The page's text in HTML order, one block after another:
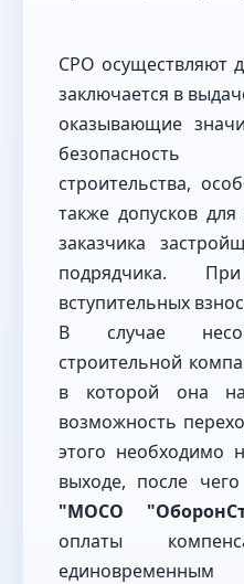
СРО осуществляют
заключается в
оказывающие
строительства,
также допусков
заказчика
подрядчика.
вступительных
В случае
строительной
в которой она
возможность
этого необходимо
выходе, после
"МОСО
оплаты